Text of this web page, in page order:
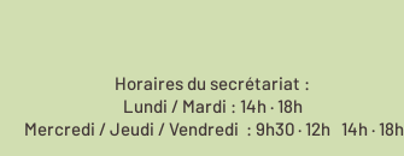
Horaires du secrétariat :
Lundi / Mardi : 14h · 18h
Mercredi / Jeudi / Vendredi : 9h30 · 12h 14h · 18h